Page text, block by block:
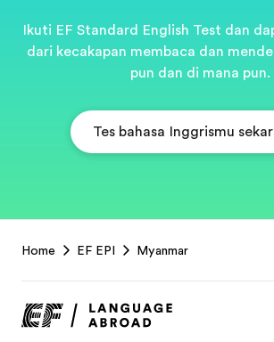
Ikuti EF Standard English Test dan
dari kecakapan membaca dan
pun dan di mana pun.
Tes bahasa Inggrismu
Footer
Home EF EPI Myanmar